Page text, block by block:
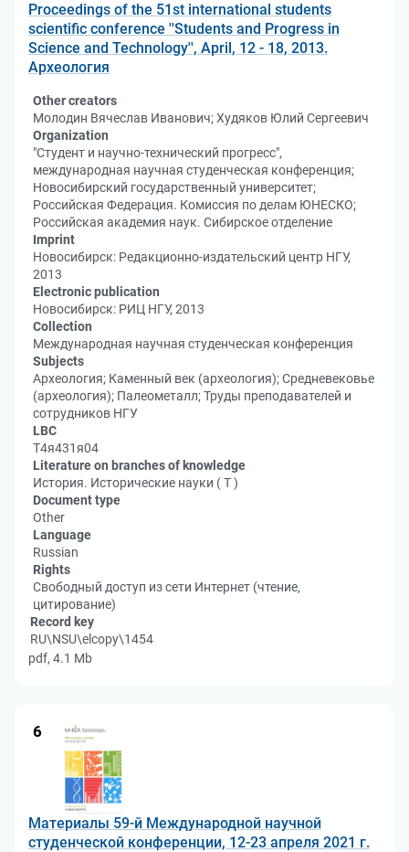
Proceedings of the 51st international students
scientific conference ''Students and Progress in
Science and Technology'', April, 12 - 18, 2013.
Археология
Other creators
Молодин Вячеслав Иванович; Худяков Юлий Сергеевич
Organization
"Студент и научно-технический прогресс",
международная научная студенческая конференция;
Новосибирский государственный университет;
Российская Федерация. Комиссия по делам ЮНЕСКО;
Российская академия наук. Сибирское отделение
Imprint
Новосибирск: Редакционно-издательский центр НГУ,
2013
Electronic publication
Новосибирск: РИЦ НГУ, 2013
Collection
Международная научная студенческая конференция
Subjects
Археология; Каменный век (археология); Средневековье
(археология); Палеометалл; Труды преподавателей и
сотрудников НГУ
LBC
Т4я431я04
Literature on branches of knowledge
История. Исторические науки ( Т )
Document type
Other
Language
Russian
Rights
Свободный доступ из сети Интернет (чтение,
цитирование)
Record key
RU\NSU\elcopy\1454
pdf, 4.1 Mb
6
Материалы 59-й Международной научной
студенческой конференции, 12-23 апреля 2021 г.